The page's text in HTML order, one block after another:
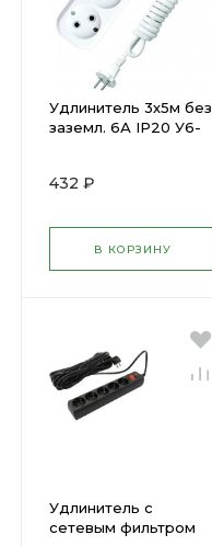
Удлинитель 3х5м без
заземл. 6А IP20 У6-
432 ₽
В КОРЗИНУ
Удлинитель с
сетевым фильтром